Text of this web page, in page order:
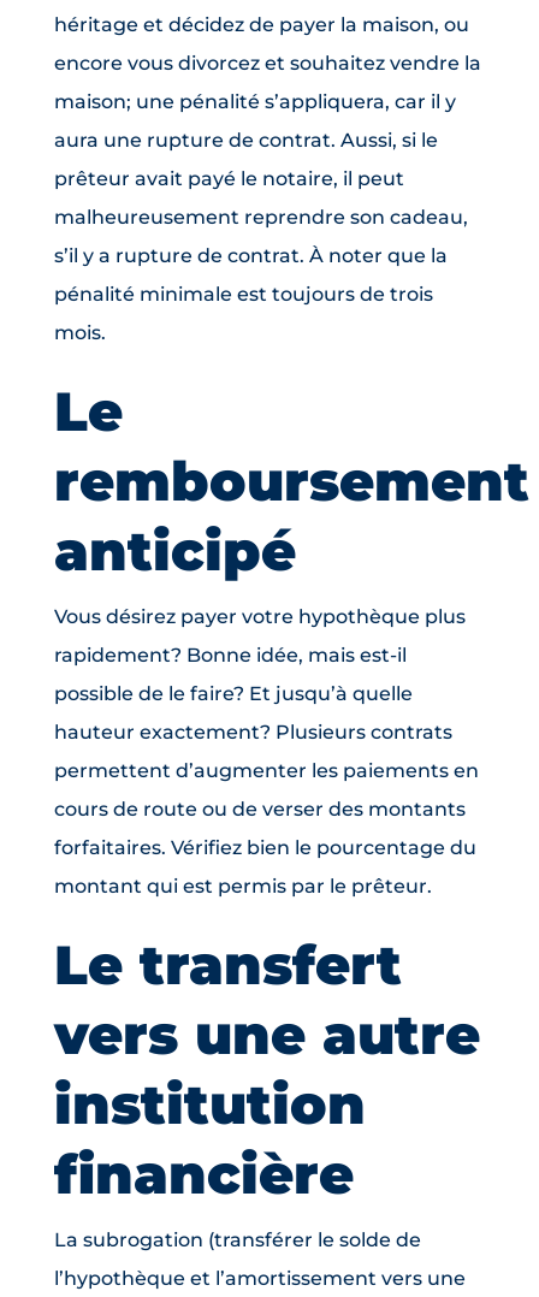
héritage et décidez de payer la maison, ou
encore vous divorcez et souhaitez vendre la
maison; une pénalité s’appliquera, car il y
aura une rupture de contrat. Aussi, si le
prêteur avait payé le notaire, il peut
malheureusement reprendre son cadeau,
s’il y a rupture de contrat. À noter que la
pénalité minimale est toujours de trois
mois.
Le
remboursement
anticipé
Vous désirez payer votre hypothèque plus
rapidement? Bonne idée, mais est-il
possible de le faire? Et jusqu’à quelle
hauteur exactement? Plusieurs contrats
permettent d’augmenter les paiements en
cours de route ou de verser des montants
forfaitaires. Vérifiez bien le pourcentage du
montant qui est permis par le prêteur.
Le transfert
vers une autre
institution
financière
La subrogation (transférer le solde de
l’hypothèque et l’amortissement vers une